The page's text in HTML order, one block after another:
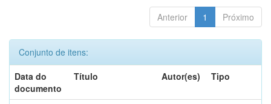
Anterior 1 Próximo
Conjunto de itens:
Data do
documento
Título Autor(es) Tipo